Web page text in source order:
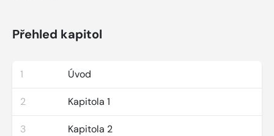
Přehled kapitol
1 Úvod
2 Kapitola 1
3 Kapitola 2